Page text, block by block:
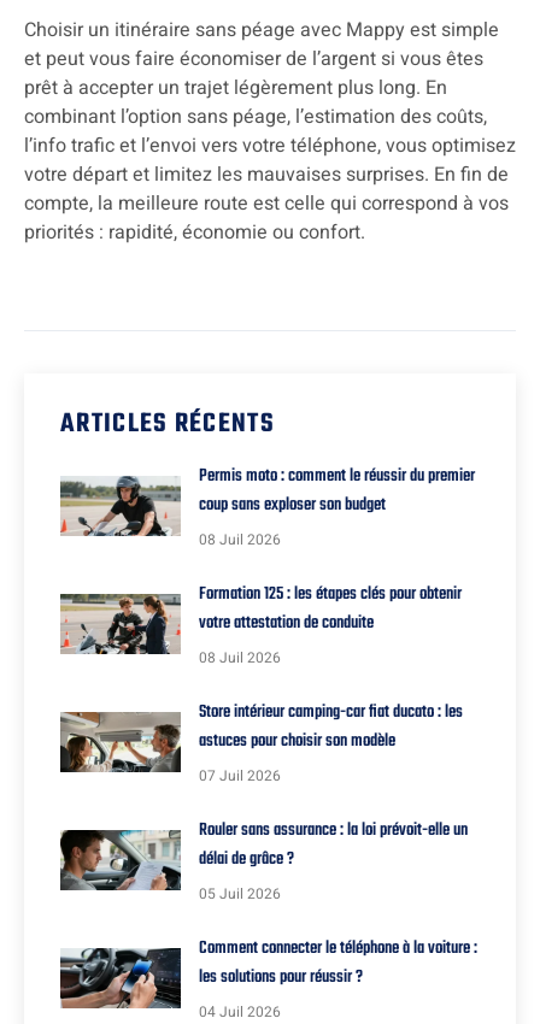
Choisir un itinéraire sans péage avec Mappy est simple
et peut vous faire économiser de l’argent si vous êtes
prêt à accepter un trajet légèrement plus long. En
combinant l’option sans péage, l’estimation des coûts,
l’info trafic et l’envoi vers votre téléphone, vous optimisez
votre départ et limitez les mauvaises surprises. En fin de
compte, la meilleure route est celle qui correspond à vos
priorités : rapidité, économie ou confort.
ARTICLES RÉCENTS
Permis moto : comment le réussir du premier
coup sans exploser son budget
08 Juil 2026
Formation 125 : les étapes clés pour obtenir
votre attestation de conduite
08 Juil 2026
Store intérieur camping-car fiat ducato : les
astuces pour choisir son modèle
07 Juil 2026
Rouler sans assurance : la loi prévoit-elle un
délai de grâce ?
05 Juil 2026
Comment connecter le téléphone à la voiture :
les solutions pour réussir ?
04 Juil 2026